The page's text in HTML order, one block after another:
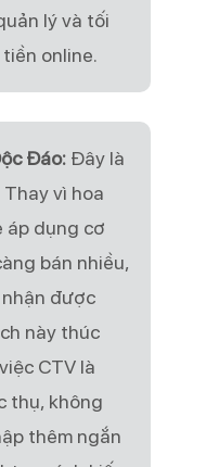
lý và tối
online.
Đáo: Đây là
vì hoa
áp dụng cơ
bán nhiều,
được
này thúc
CTV là
thụ, không
thêm ngắn